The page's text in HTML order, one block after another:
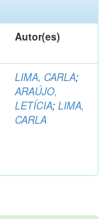
Autor(es)
LIMA, CARLA;
ARAÚJO,
LETÍCIA; LIMA,
CARLA